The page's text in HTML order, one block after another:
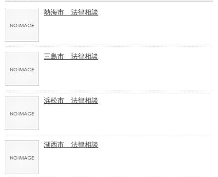
熱海市 法律相談
三島市 法律相談
浜松市 法律相談
湖西市 法律相談